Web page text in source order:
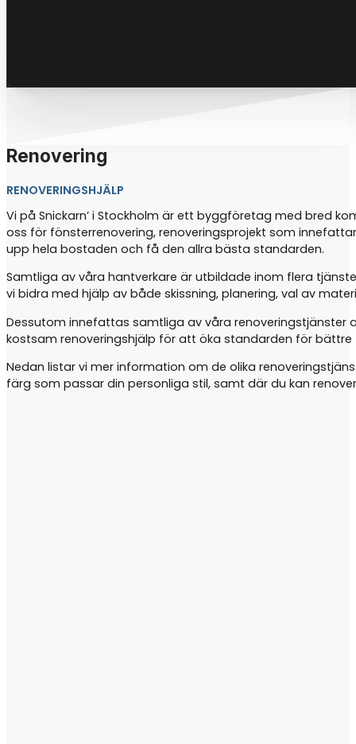
Renovering
RENOVERINGSHJÄLP
Vi på Snickarn’ i Stockholm är ett byggföretag med bred
oss för fönsterrenovering, renoveringsprojekt som
upp hela bostaden och få den allra bästa standarden.
Samtliga av våra hantverkare är utbildade inom flera
vi bidra med hjälp av både skissning, planering, val av
Dessutom innefattas samtliga av våra renoveringstjänster
kostsam renoveringshjälp för att öka standarden för bättre
Nedan listar vi mer information om de olika
färg som passar din personliga stil, samt där du kan